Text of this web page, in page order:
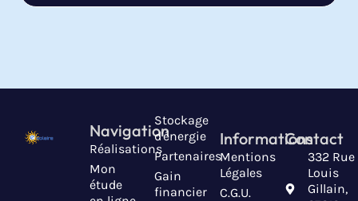
Navigation
Réalisations
Mon
étude
Stockage
d'énergie
Partenaires
Gain
financier
Informations
Mentions
Légales
C.G.U.
Contact
332 Rue
Louis
Gillain,